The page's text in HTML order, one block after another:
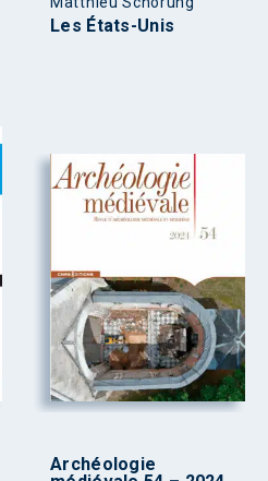
Les États-Unis
Archéologie